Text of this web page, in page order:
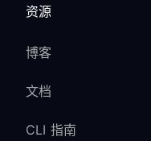
资源
博客
文档
CLI 指南